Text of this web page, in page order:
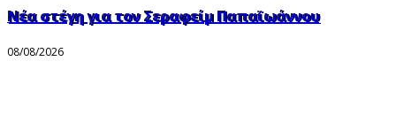
Νέα στέγη για τον Σεραφείμ Παπαϊωάννου
08/08/2026